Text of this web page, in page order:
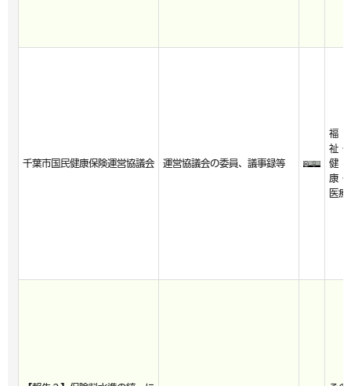
千葉市国民健康保険運営協議会 運営協議会の委員、議事録等
福
祉・
健
康・
医療